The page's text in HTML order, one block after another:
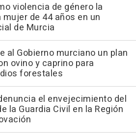
violencia de género la
de 44 años en un
de Murcia
al Gobierno murciano un plan
ovino y caprino para
forestales
el envejecimiento del
la Guardia Civil en la Región